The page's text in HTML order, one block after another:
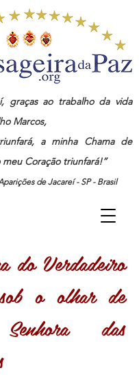
graças ao trabalho da vida
Marcos,
a minha Chama de
Coração triunfará!”
de Jacareí - SP - Brasil
do Verdadeiro
o olhar de
das